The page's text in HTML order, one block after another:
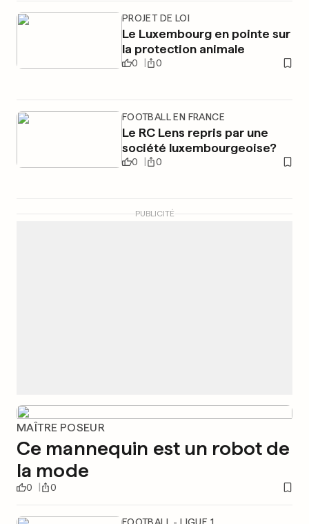
PROJET DE LOI
Le Luxembourg en pointe sur
la protection animale
0 0
FOOTBALL EN FRANCE
Le RC Lens repris par une
société luxembourgeoise?
0 0
PUBLICITÉ
MAÎTRE POSEUR
Ce mannequin est un robot de
la mode
0 0